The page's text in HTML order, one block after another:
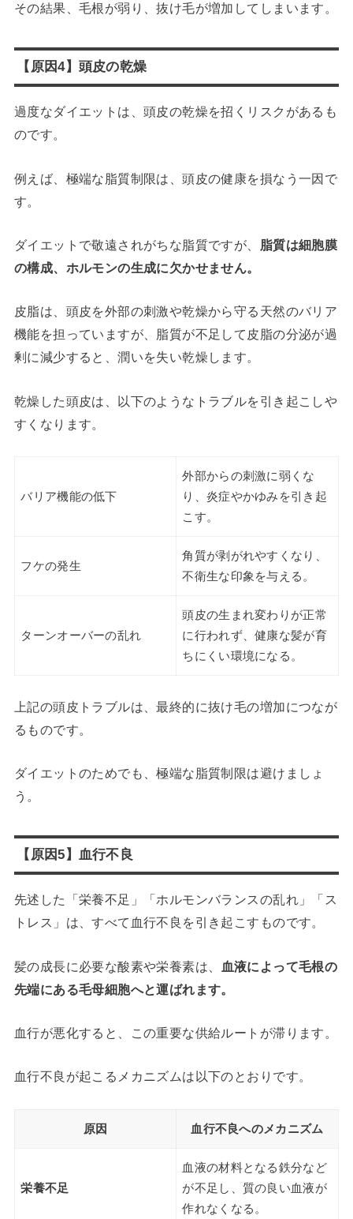
その結果、毛根が弱り、抜け毛が増加してしまいます。
【原因4】頭皮の乾燥
過度なダイエットは、頭皮の乾燥を招くリスクがあるも
のです。
例えば、極端な脂質制限は、頭皮の健康を損なう一因で
す。
ダイエットで敬遠されがちな脂質ですが、 脂質は細胞膜
の構成、ホルモンの生成に欠かせません。
皮脂は、頭皮を外部の刺激や乾燥から守る天然のバリア
機能を担っていますが、脂質が不足して皮脂の分泌が過
剰に減少すると、潤いを失い乾燥します。
乾燥した頭皮は、以下のようなトラブルを引き起こしや
すくなります。
バリア機能の低下
外部からの刺激に弱くな
り、炎症やかゆみを引き起
こす。
フケの発生
角質が剥がれやすくなり、
不衛生な印象を与える。
ターンオーバーの乱れ
頭皮の生まれ変わりが正常
に行われず、健康な髪が育
ちにくい環境になる。
上記の頭皮トラブルは、最終的に抜け毛の増加につなが
るものです。
ダイエットのためでも、極端な脂質制限は避けましょ
う。
【原因5】血行不良
先述した「栄養不足」「ホルモンバランスの乱れ」「ス
トレス」は、すべて血行不良を引き起こすものです。
髪の成長に必要な酸素や栄養素は、
血液によって毛根の
先端にある毛母細胞へと運ばれます。
血行が悪化すると、この重要な供給ルートが滞ります。
血行不良が起こるメカニズムは以下のとおりです。
原因 血行不良へのメカニズム
栄養不足
血液の材料となる鉄分など
が不足し、質の良い血液が
作れなくなる。